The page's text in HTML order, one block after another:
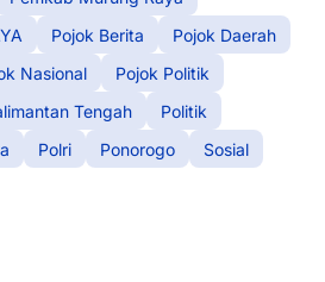
Pojok Berita
Pojok Daerah
Nasional
Pojok Politik
Tengah
Politik
Polri Ponorogo
Sosial